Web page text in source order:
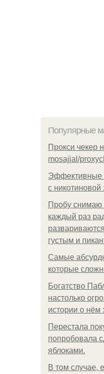
Популярные
Прокси чекер
mosajjal/
Эффективные
с
Пробу снимаю
каждый раз
густым и
Самые
которые
Богатство
настолько
истории о нём
Перестала
попробовала
яблоками.
В том случае,